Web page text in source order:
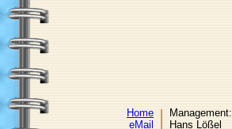
Home
eMail
Management:
Hans Lößel